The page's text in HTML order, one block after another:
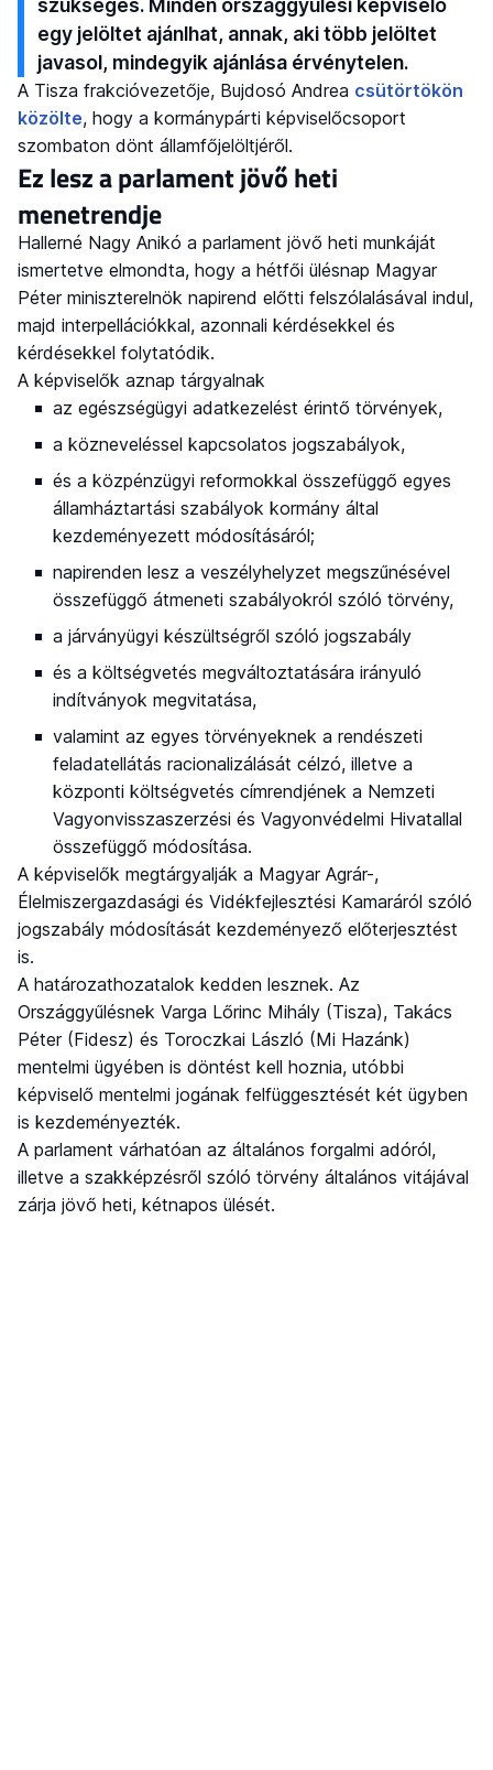
szükséges. Minden országgyűlési képviselő
egy jelöltet ajánlhat, annak, aki több jelöltet
javasol, mindegyik ajánlása érvénytelen.
A Tisza frakcióvezetője, Bujdosó Andrea csütörtökön
közölte, hogy a kormánypárti képviselőcsoport
szombaton dönt államfőjelöltjéről.
Ez lesz a parlament jövő heti
menetrendje
Hallerné Nagy Anikó a parlament jövő heti munkáját
ismertetve elmondta, hogy a hétfői ülésnap Magyar
Péter miniszterelnök napirend előtti felszólalásával indul,
majd interpellációkkal, azonnali kérdésekkel és
kérdésekkel folytatódik.
A képviselők aznap tárgyalnak
az egészségügyi adatkezelést érintő törvények,
a közneveléssel kapcsolatos jogszabályok,
és a közpénzügyi reformokkal összefüggő egyes
államháztartási szabályok kormány által
kezdeményezett módosításáról;
napirenden lesz a veszélyhelyzet megszűnésével
összefüggő átmeneti szabályokról szóló törvény,
a járványügyi készültségről szóló jogszabály
és a költségvetés megváltoztatására irányuló
indítványok megvitatása,
valamint az egyes törvényeknek a rendészeti
feladatellátás racionalizálását célzó, illetve a
központi költségvetés címrendjének a Nemzeti
Vagyonvisszaszerzési és Vagyonvédelmi Hivatallal
összefüggő módosítása.
A képviselők megtárgyalják a Magyar Agrár-,
Élelmiszergazdasági és Vidékfejlesztési Kamaráról szóló
jogszabály módosítását kezdeményező előterjesztést
is.
A határozathozatalok kedden lesznek. Az
Országgyűlésnek Varga Lőrinc Mihály (Tisza), Takács
Péter (Fidesz) és Toroczkai László (Mi Hazánk)
mentelmi ügyében is döntést kell hoznia, utóbbi
képviselő mentelmi jogának felfüggesztését két ügyben
is kezdeményezték.
A parlament várhatóan az általános forgalmi adóról,
illetve a szakképzésről szóló törvény általános vitájával
zárja jövő heti, kétnapos ülését.